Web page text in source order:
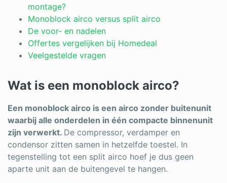
montage?
Monoblock airco versus split airco
De voor- en nadelen
Offertes vergelijken bij Homedeal
Veelgestelde vragen
Wat is een monoblock airco?
Een monoblock airco is een airco zonder buitenunit
waarbij alle onderdelen in één compacte binnenunit
zijn verwerkt. De compressor, verdamper en
condensor zitten samen in hetzelfde toestel. In
tegenstelling tot een split airco hoef je dus geen
aparte unit aan de buitengevel te hangen.